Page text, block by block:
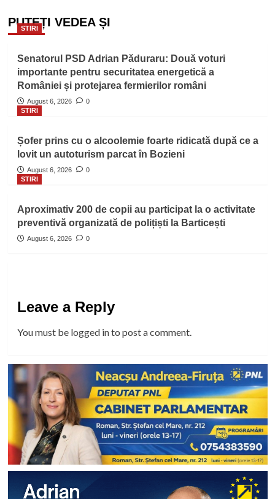
PUTEȚI VEDEA ȘI
STIRI
Senatorul PSD Adrian Păduraru: Două voturi
importante pentru securitatea energetică a
României și protejarea fermierilor români
August 6, 2026
0
STIRI
Șofer prins cu o alcoolemie foarte ridicată după ce a
lovit un autoturism parcat în Bozieni
August 6, 2026
0
STIRI
Aproximativ 200 de copii au participat la o activitate
preventivă organizată de polițiști la Barticești
August 6, 2026 0
Leave a Reply
You must be logged into post a comment.